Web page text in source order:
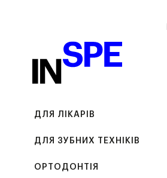
ДЛЯ ЛІКАРІВ
ДЛЯ ЗУБНИХ ТЕХНІКІВ
ОРТОДОНТІЯ